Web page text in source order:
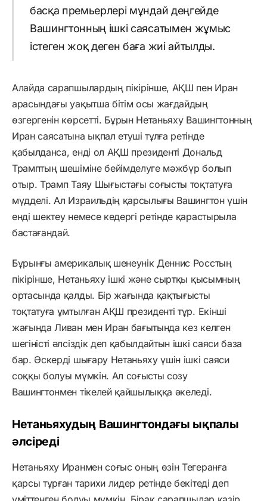
басқа премьерлері мұндай деңгейде
Вашингтонның ішкі саясатымен жұмыс
істеген жоқ деген баға жиі айтылды.
Алайда сарапшылардың пікірінше, АҚШ пен Иран
арасындағы уақытша бітім осы жағдайдың
өзгергенін көрсетті. Бұрын Нетаньяху Вашингтонның
Иран саясатына ықпал етуші тұлға ретінде
қабылданса, енді ол АҚШ президенті Дональд
Трамптың шешіміне бейімделуге мәжбүр болып
отыр. Трамп Таяу Шығыстағы соғысты тоқтатуға
мүдделі. Ал Израильдің қарсылығы Вашингтон үшін
енді шектеу немесе кедергі ретінде қарастырыла
бастағандай.
Бұрынғы америкалық шенеунік Деннис Росстың
пікірінше, Нетаньяху ішкі және сыртқы қысымның
ортасында қалды. Бір жағында қақтығысты
тоқтатуға ұмтылған АҚШ президенті тұр. Екінші
жағында Ливан мен Иран бағытында кез келген
шегіністі әлсіздік деп қабылдайтын ішкі саяси база
бар. Әскерді шығару Нетаньяху үшін ішкі саяси
соққы болуы мүмкін. Ал соғысты созу
Вашингтонмен тікелей қайшылыққа әкеледі.
Нетаньяхудың Вашингтондағы ықпалы
әлсіреді
Нетаньяху Иранмен соғыс оның өзін Тегеранға
қарсы тұрған тарихи лидер ретінде бекітеді деп